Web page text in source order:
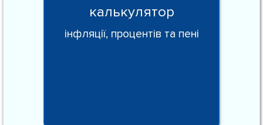
калькулятор
інфляції, процентів та пені